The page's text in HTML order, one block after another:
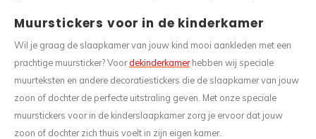
Muurstickers voor in de kinderkamer
Wil je graag de slaapkamer van jouw kind mooi aankleden met een
prachtige muursticker? Voordekinderkamerhebben wij speciale
muurteksten en andere decoratiestickers die de slaapkamer van jouw
zoon of dochter de perfecte uitstraling geven. Met onze speciale
muurstickers voor in de kinderslaapkamer zorg je ervoor dat jouw
zoon of dochter zich thuis voelt in zijn eigen kamer.